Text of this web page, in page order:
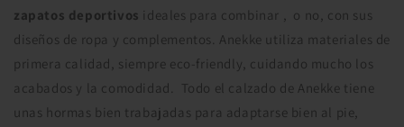
zapatos deportivos ideales para combinar , o no, con sus
diseños de ropa y complementos. Anekke utiliza materiales de
primera calidad, siempre eco-friendly, cuidando mucho los
acabados y la comodidad. Todo el calzado de Anekke tiene
unas hormas bien trabajadas para adaptarse bien al pie,